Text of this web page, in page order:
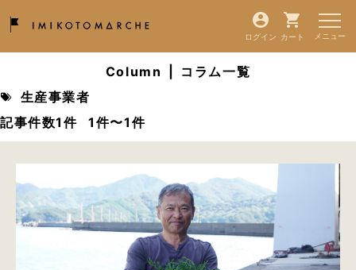
ログイン カート
Column
コラム一覧
生産事業者
記事件数1件
1件〜1件